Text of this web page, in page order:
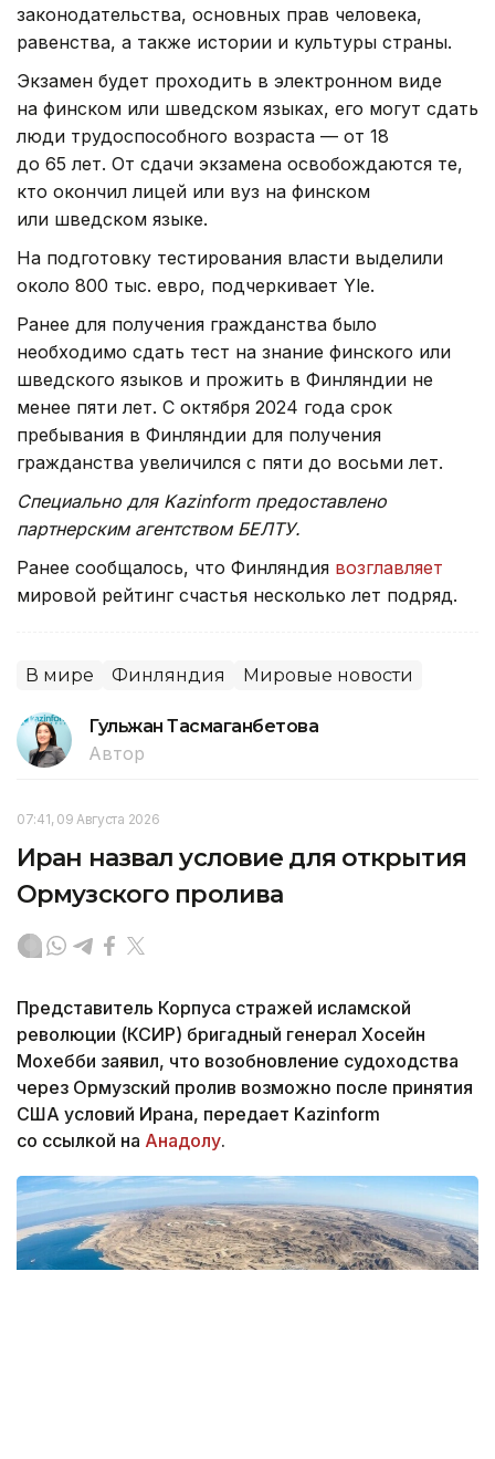
законодательства, основных прав человека,
равенства, а также истории и культуры страны.
Экзамен будет проходить в электронном виде
на финском или шведском языках, его могут сдать
люди трудоспособного возраста — от 18
до 65 лет. От сдачи экзамена освобождаются те,
кто окончил лицей или вуз на финском
или шведском языке.
На подготовку тестирования власти выделили
около 800 тыс. евро, подчеркивает Yle.
Ранее для получения гражданства было
необходимо сдать тест на знание финского или
шведского языков и прожить в Финляндии не
менее пяти лет. С октября 2024 года срок
пребывания в Финляндии для получения
гражданства увеличился с пяти до восьми лет.
Специально для Kazinform предоставлено
партнерским агентством БЕЛТУ.
Ранее сообщалось, что Финляндия возглавляет
мировой рейтинг счастья несколько лет подряд.
В мире Финляндия Мировые новости
Гульжан Тасмаганбетова
Автор
07:41, 09 Августа 2026
Иран назвал условие для открытия
Ормузского пролива
Представитель Корпуса стражей исламской
революции (КСИР) бригадный генерал Хосейн
Мохебби заявил, что возобновление судоходства
через Ормузский пролив возможно после принятия
США условий Ирана, передает Kazinform
со ссылкой на Анадолу.